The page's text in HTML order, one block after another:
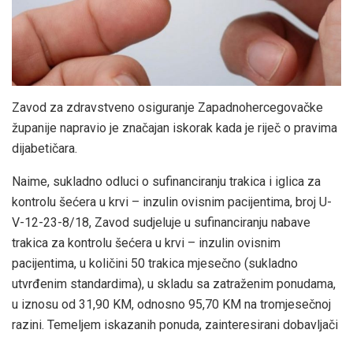
Zavod za zdravstveno osiguranje Zapadnohercegovačke
županije napravio je značajan iskorak kada je riječ o pravima
dijabetičara.
Naime, sukladno odluci o sufinanciranju trakica i iglica za
kontrolu šećera u krvi – inzulin ovisnim pacijentima, broj U-
V-12-23-8/18, Zavod sudjeluje u sufinanciranju nabave
trakica za kontrolu šećera u krvi – inzulin ovisnim
pacijentima, u količini 50 trakica mjesečno (sukladno
utvrđenim standardima), u skladu sa zatraženim ponudama,
u iznosu od 31,90 KM, odnosno 95,70 KM na tromjesečnoj
razini. Temeljem iskazanih ponuda, zainteresirani dobavljači